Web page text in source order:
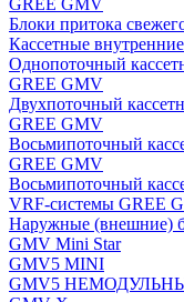
GREE GMV
Блоки притока
Кассетные
Однопоточный
GREE GMV
Двухпоточный
GREE GMV
Восьмипоточный
GREE GMV
Восьмипоточный
VRF-системы GREE
Наружные (внешние)
GMV Mini Star
GMV5 MINI
GMV5